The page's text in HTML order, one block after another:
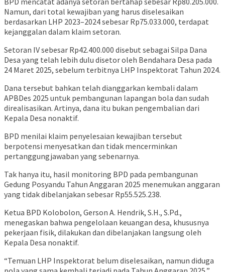
Namun, dari total kewajiban yang harus diselesaikan
berdasarkan LHP 2023–2024 sebesar Rp75.033.000, terdapat
kejanggalan dalam klaim setoran.
Setoran IV sebesar Rp42.400.000 disebut sebagai Silpa Dana
Desa yang telah lebih dulu disetor oleh Bendahara Desa pada
24 Maret 2025, sebelum terbitnya LHP Inspektorat Tahun 2024.
Dana tersebut bahkan telah dianggarkan kembali dalam
APBDes 2025 untuk pembangunan lapangan bola dan sudah
direalisasikan. Artinya, dana itu bukan pengembalian dari
Kepala Desa nonaktif.
BPD menilai klaim penyelesaian kewajiban tersebut
berpotensi menyesatkan dan tidak mencerminkan
pertanggungjawaban yang sebenarnya.
Tak hanya itu, hasil monitoring BPD pada pembangunan
Gedung Posyandu Tahun Anggaran 2025 menemukan anggaran
yang tidak dibelanjakan sebesar Rp55.525.238.
Ketua BPD Kolobolon, Gerson A. Hendrik, S.H., S.Pd.,
menegaskan bahwa pengelolaan keuangan desa, khususnya
pekerjaan fisik, dilakukan dan dibelanjakan langsung oleh
Kepala Desa nonaktif.
“Temuan LHP Inspektorat belum diselesaikan, namun diduga